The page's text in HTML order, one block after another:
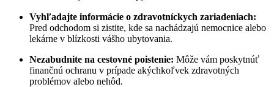
Vyhľadajte informácie o zdravotníckych zariadeniach:
Pred odchodom si zistite, kde sa nachádzajú nemocnice alebo
lekárne v blízkosti vášho ubytovania.
Nezabudnite na cestovné poistenie: Môže vám poskytnúť
finančnú ochranu v prípade akýchkoľvek zdravotných
problémov alebo nehôd.